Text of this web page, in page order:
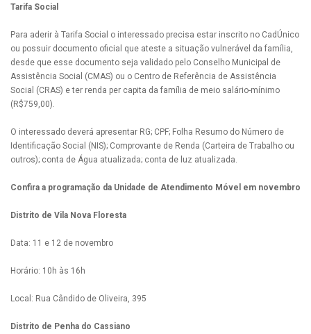
Tarifa Social
Para aderir à Tarifa Social o interessado precisa estar inscrito no CadÚnico
ou possuir documento oficial que ateste a situação vulnerável da família,
desde que esse documento seja validado pelo Conselho Municipal de
Assistência Social (CMAS) ou o Centro de Referência de Assistência
Social (CRAS) e ter renda per capita da família de meio salário-mínimo
(R$759,00).
O interessado deverá apresentar RG; CPF; Folha Resumo do Número de
Identificação Social (NIS); Comprovante de Renda (Carteira de Trabalho ou
outros); conta de Água atualizada; conta de luz atualizada.
Confira a programação da Unidade de Atendimento Móvel em novembro
Distrito de Vila Nova Floresta
Data: 11 e 12 de novembro
Horário: 10h às 16h
Local: Rua Cândido de Oliveira, 395
Distrito de Penha do Cassiano